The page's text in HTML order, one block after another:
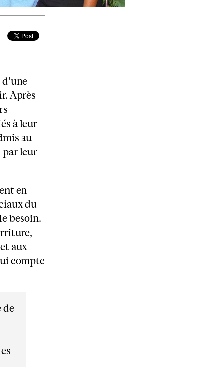
Après
à leur
au
par leur
en
du
besoin.
aux
compte
de